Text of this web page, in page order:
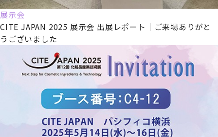
展示会
CITE JAPAN 2025 展示会 出展レポート｜ご来場ありがと
うございました